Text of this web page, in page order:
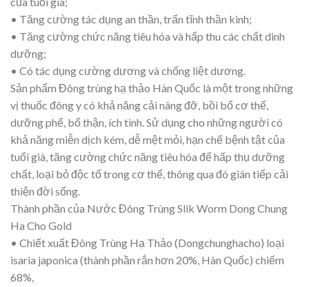
• Tăng cường tác dụng an thần, trấn tĩnh thần kinh;
• Tăng cường chức năng tiêu hóa và hấp thu các chất dinh
dưỡng;
• Có tác dụng cường dương và chống liệt dương.
Sản phẩm Đông trùng hạ thảo Hàn Quốc là một trong những
vị thuốc đông y có khả năng cải nâng đỡ, bồi bổ cơ thể,
dưỡng phế, bổ thận, ích tinh. Sử dụng cho những người có
khả năng miễn dịch kém, dễ mệt mỏi, hạn chế bệnh tật của
tuổi già, tăng cường chức năng tiêu hóa để hấp thụ dưỡng
chất, loại bỏ độc tố trong cơ thể, thông qua đó gián tiếp cải
thiện đời sống.
Thành phần của Nước Đông Trùng Slik Worm Dong Chung
Ha Cho Gold
• Chiết xuất Đông Trùng Hạ Thảo (Dongchunghacho) loại
isaria japonica (thành phần rắn hơn 20%, Hàn Quốc) chiếm
68%,